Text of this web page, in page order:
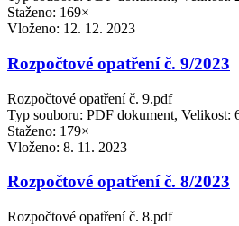
Staženo: 169×
Vloženo: 12. 12. 2023
Rozpočtové opatření č. 9/2023
Rozpočtové opatření č. 9.pdf
Typ souboru: PDF dokument, Velikost:
Staženo: 179×
Vloženo: 8. 11. 2023
Rozpočtové opatření č. 8/2023
Rozpočtové opatření č. 8.pdf